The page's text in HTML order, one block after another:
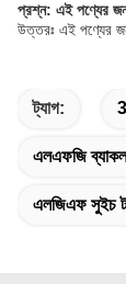
প্রশ্ন: এই পণ্যের
উত্তরঃ এই পণ্যের
ট্যাগ:
এলএফজি
এলজিএফ সুইচ